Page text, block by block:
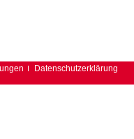
Datenschutzerklärung